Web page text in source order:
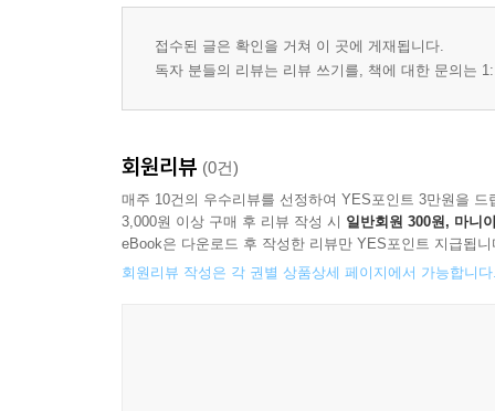
접수된 글은 확인을 거쳐 이 곳에 게재됩니다.
독자 분들의 리뷰는 리뷰 쓰기를, 책에 대한 문의는
회원리뷰 (0건)
매주 10건의 우수리뷰를 선정하여 YES포인트 3만원을 드
3,000원 이상 구매 후 리뷰 작성 시 일반회원 300원, 마니
eBook은 다운로드 후 작성한 리뷰만 YES포인트 지급됩니
회원리뷰 작성은 각 권별 상품상세 페이지에서 가능합니